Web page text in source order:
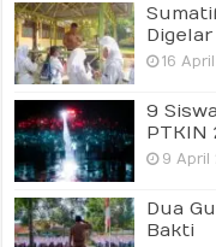
16
9
PTKIN
9 April
Dua
Bakti